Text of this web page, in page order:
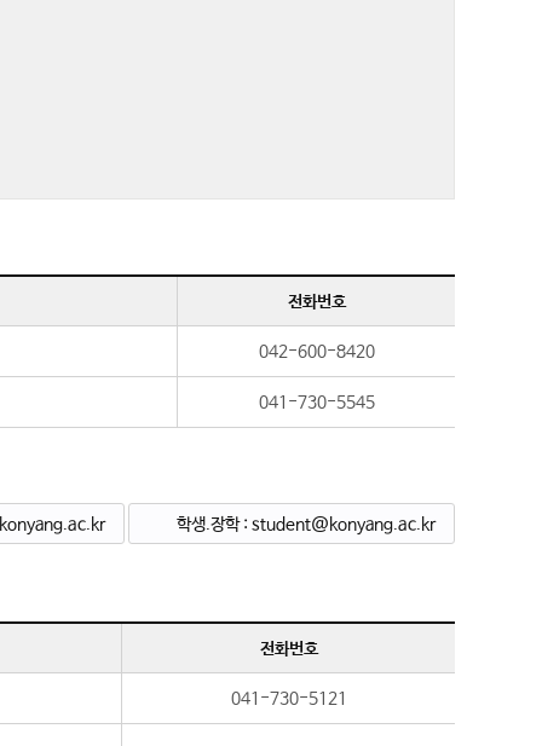
전화번호
042-600-8420
041-730-5545
학생.장학 : student@konyang.ac.kr
전화번호
041-730-5121